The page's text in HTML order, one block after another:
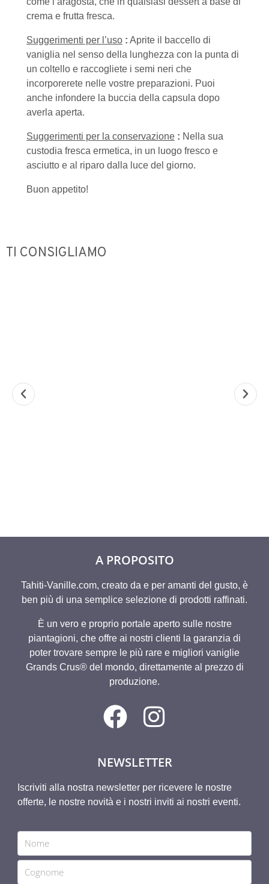
crema e frutta fresca.
Suggerimenti per l’uso : Aprite il baccello di
vaniglia nel senso della lunghezza con la punta di
un coltello e raccogliete i semi neri che
incorporerete nelle vostre preparazioni. Puoi
anche infondere la buccia della capsula dopo
averla aperta.
Suggerimenti per la conservazione : Nella sua
custodia fresca ermetica, in un luogo fresco e
asciutto e al riparo dalla luce del giorno.
Buon appetito!
TI CONSIGLIAMO
A PROPOSITO
Tahiti-Vanille.com, creato da e per amanti del gusto, è
ben più di una semplice selezione di prodotti raffinati.
È un vero e proprio portale aperto sulle nostre
piantagioni, che offre ai nostri clienti la garanzia di
poter trovare sempre le più rare e migliori vaniglie
Grands Crus® del mondo, direttamente al prezzo di
produzione.
NEWSLETTER
Iscriviti alla nostra newsletter per ricevere le nostre
offerte, le nostre novità e i nostri inviti ai nostri eventi.